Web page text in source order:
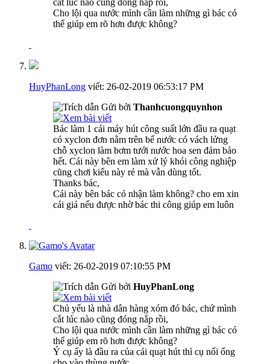
Cho lội qua nước mình cần làm những gì bác có
thể giúp em rõ hơn được không?
HuyPhanLong viết: 26-02-2019 06:53:17 PM
Gửi bởi Thanhcuongquynhon
Bác làm 1 cái máy hút công suất lớn đầu ra quạt
có xyclon đơn nằm trên bể nước có vách lửng
chỗ xyclon làm bơm tưới nước hoa sen đảm bảo
hết. Cái này bên em làm xử lý khói công nghiệp
cũng chơi kiểu này rẻ mà vẫn dùng tốt.
Thanks bác,
Cái này bên bác có nhận làm không? cho em xin
cái giá nếu được nhờ bác thi công giúp em luôn
Gamo viết: 26-02-2019 07:10:55 PM
Gửi bởi HuyPhanLong
Chủ yếu là nhà dân hàng xóm đó bác, chứ mình
cắt lúc nào cũng đóng nắp rồi,
Cho lội qua nước mình cần làm những gì bác có
thể giúp em rõ hơn được không?
Ý cụ ấy là đầu ra của cái quạt hút thì cụ nối ống